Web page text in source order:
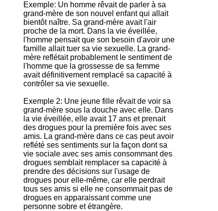
Exemple: Un homme rêvait de parler à sa
grand-mère de son nouvel enfant qui allait
bientôt naître. Sa grand-mère avait l'air
proche de la mort. Dans la vie éveillée,
l'homme pensait que son besoin d'avoir une
famille allait tuer sa vie sexuelle. La grand-
mère reflétait probablement le sentiment de
l'homme que la grossesse de sa femme
avait définitivement remplacé sa capacité à
contrôler sa vie sexuelle.
Exemple 2: Une jeune fille rêvait de voir sa
grand-mère sous la douche avec elle. Dans
la vie éveillée, elle avait 17 ans et prenait
des drogues pour la première fois avec ses
amis. La grand-mère dans ce cas peut avoir
reflété ses sentiments sur la façon dont sa
vie sociale avec ses amis consommant des
drogues semblait remplacer sa capacité à
prendre des décisions sur l'usage de
drogues pour elle-même, car elle perdrait
tous ses amis si elle ne consommait pas de
drogues en apparaissant comme une
personne sobre et étrangère.